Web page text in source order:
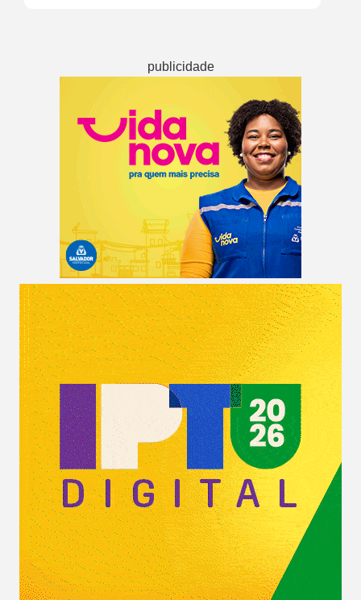
publicidade